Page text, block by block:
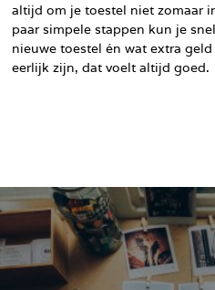
altijd om je toestel niet zomaar
paar simpele stappen kun je
nieuwe toestel én wat extra
eerlijk zijn, dat voelt altijd goed.